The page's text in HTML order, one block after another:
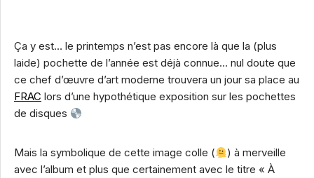
Ça y est… le printemps n’est pas encore là que la (plus
laide) pochette de l’année est déjà connue… nul doute que
ce chef d’œuvre d’art moderne trouvera un jour sa place au
FRAC lors d’une hypothétique exposition sur les pochettes
de disques
Mais la symbolique de cette image colle (
) à merveille
avec l’album et plus que certainement avec le titre « À